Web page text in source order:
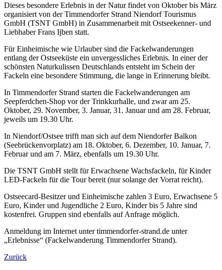
Dieses besondere Erlebnis in der Natur findet von Oktober bis März
organisiert von der Timmendorfer Strand Niendorf Tourismus
GmbH (TSNT GmbH) in Zusammenarbeit mit Ostseekenner- und
Liebhaber Frans Ijben statt.
Für Einheimische wie Urlauber sind die Fackelwanderungen
entlang der Ostseeküste ein unvergessliches Erlebnis. In einer der
schönsten Naturkulissen Deutschlands entsteht im Schein der
Fackeln eine besondere Stimmung, die lange in Erinnerung bleibt.
In Timmendorfer Strand starten die Fackelwanderungen am
Seepferdchen-Shop vor der Trinkkurhalle, und zwar am 25.
Oktober, 29. November, 3. Januar, 31. Januar und am 28. Februar,
jeweils um 19.30 Uhr.
In Niendorf/Ostsee trifft man sich auf dem Niendorfer Balkon
(Seebrückenvorplatz) am 18. Oktober, 6. Dezember, 10. Januar, 7.
Februar und am 7. März, ebenfalls um 19.30 Uhr.
Die TSNT GmbH stellt für Erwachsene Wachsfackeln, für Kinder
LED-Fackeln für die Tour bereit (nur solange der Vorrat reicht).
Ostseecard-Besitzer und Einheimische zahlen 3 Euro, Erwachsene 5
Euro, Kinder und Jugendliche 2 Euro, Kinder bis 5 Jahre sind
kostenfrei. Gruppen sind ebenfalls auf Anfrage möglich.
Anmeldung im Internet unter timmendorfer-strand.de unter
„Erlebnisse“ (Fackelwanderung Timmendorfer Strand).
Zurück